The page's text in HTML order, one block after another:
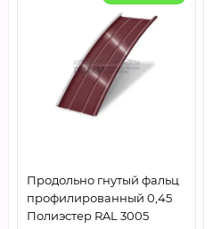
Продольно гнутый фальц
профилированный 0,45
Полиэстер RAL 3005